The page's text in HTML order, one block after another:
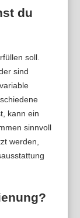
du
soll.
sind
kann ein
sinnvoll
werden,